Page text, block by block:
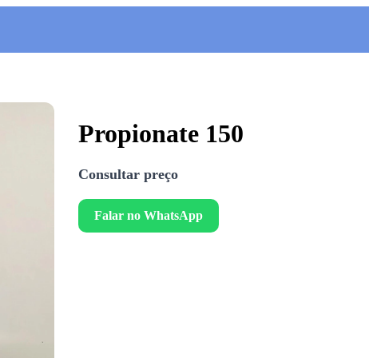
Propionate 150
Consultar preço
Falar no WhatsApp